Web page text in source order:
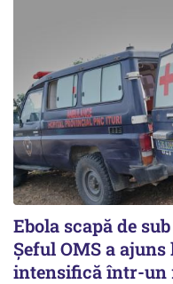
Ebola scapă de
Șeful OMS a ajuns
intensifică într-un